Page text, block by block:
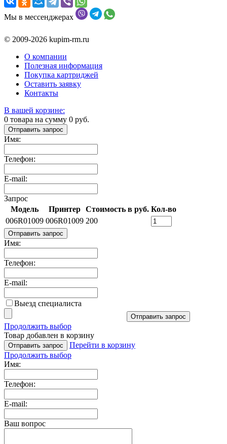
Мы в мессенджерах
© 2009-2026 kupim-rm.ru
О компании
Полезная информация
Покупка картриджей
Оставить заявку
Контакты
В вашей корзине:
0 товара на сумму 0 руб.
Отправить запрос
Имя:
Телефон:
E-mail:
Запрос
Модель
Принтер Стоимость в руб. Кол-во
006R01009 006R01009 200
Отправить запрос
Имя:
Телефон:
E-mail:
Выезд специалиста
Отправить запрос
Продолжить выбор
Товар добавлен в корзину
Отправить запрос
Перейти в корзину
Продолжить выбор
Имя:
Телефон:
E-mail:
Ваш вопрос